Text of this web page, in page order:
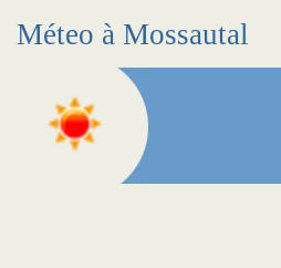
Méteo à Mossautal